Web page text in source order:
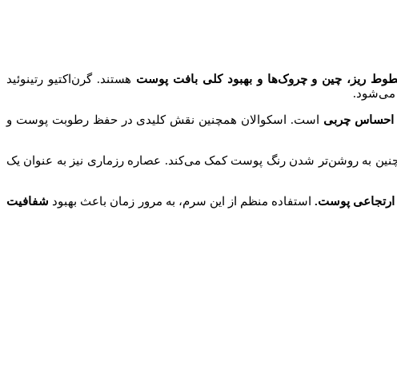
ریز، چین و چروک‌ها و بهبود کلی بافت پوست هستند. گرن‌اکتیو رتینوئید
می‌شود.
احساس چربی است. اسکوالان همچنین نقش کلیدی در حفظ رطوبت پوست و
به روشن‌تر شدن رنگ پوست کمک می‌کند. عصاره رزماری نیز به عنوان یک
ارتجاعی پوست.استفاده منظم از این سرم، به مرور زمان باعث بهبود شفافیت